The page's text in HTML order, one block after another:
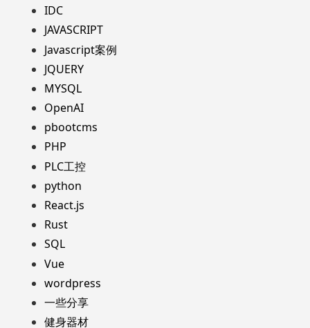
IDC
JAVASCRIPT
Javascript案例
JQUERY
MYSQL
OpenAI
pbootcms
PHP
PLC工控
python
React.js
Rust
SQL
Vue
wordpress
一些分享
健身器材